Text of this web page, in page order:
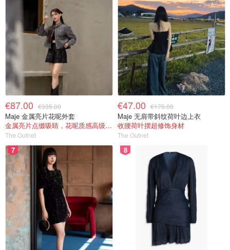
€87.00 €335.00
Maje 金属亮片花呢外套
金属亮片点缀吸睛，花呢质感高级又显贵
The Outnet
€47.00 €175.00
Maje 无肩带斜纹荷叶边上衣
收腰荷叶摆超修饰身材
The Outnet
7 8